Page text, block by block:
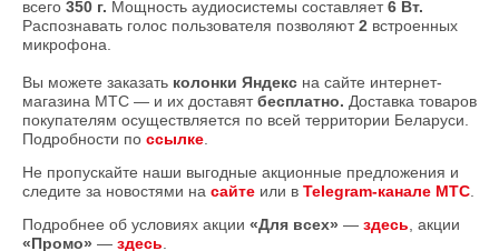
всего 350 г. Мощность аудиосистемы составляет6 Вт.
Распознавать голос пользователя позволяют2 встроенных
микрофона.
Вы можете заказать колонки Яндекс на сайте интернет-
магазина МТС — и их доставятбесплатно. Доставка товаров
покупателям осуществляется по всей территории Беларуси.
Подробности по ссылке
Не пропускайте наши выгодные акционные предложения и
следите за новостями на сайте или в Telegram-канале МТС
Подробнее об условиях акции «Для всех» — здесь , акции
«Промо» — здесь